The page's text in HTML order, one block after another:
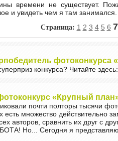
времени не существует.
и увидеть чем я там занимался.
Страница: 1 2 3 4 5 6 7
фотоконкурса
конкурса? Читайте здесь:
«Крупный
почти полторы тысячи
есть множество действительно
авторов, сравнить их друг с
Но... Сегодня я представляю